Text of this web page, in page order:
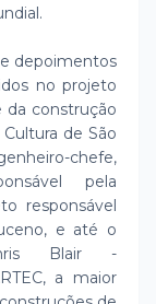
depoimentos
no projeto
da construção
de São
chefe,
pela
responsável
e até o
Blair -
a maior